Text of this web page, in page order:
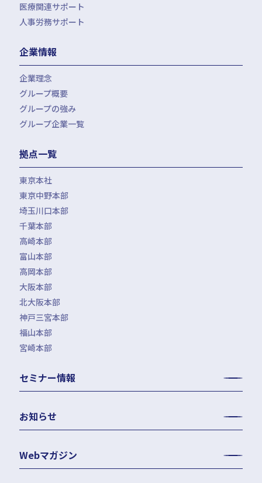
会計・税務（医科）
会計・税務（歯科）
会計・税務（社会福祉法人）
会計・税務（保育）
会計・税務（公益法人）
医療関連サポート
開業サポート
医療経営サポート
クリニック承継サポート
人事労務サポート
企業情報
企業理念
グループ概要
グループの強み
グループ企業一覧
拠点一覧
東京本社
東京中野本部
埼玉川口本部
千葉本部
高崎本部
富山本部
高岡本部
大阪本部
北大阪本部
神戸三宮本部
福山本部
宮崎本部
セミナー情報
お知らせ
Webマガジン